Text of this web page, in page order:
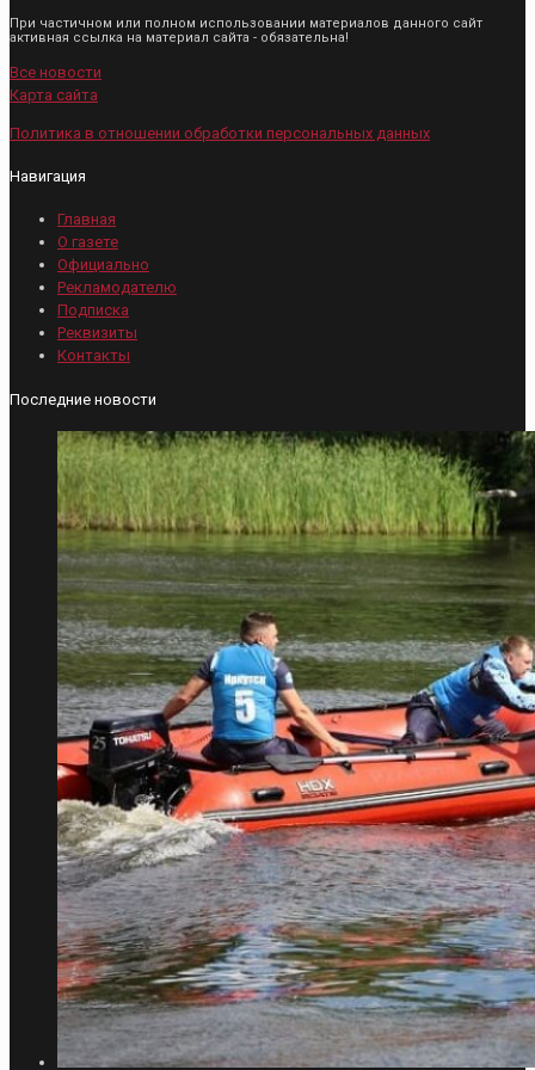
При частичном или полном использовании материалов данного сайт
активная ссылка на материал сайта - обязательна!
Все новости
Карта сайта
Политика в отношении обработки персональных данных
Навигация
Главная
О газете
Официально
Рекламодателю
Подписка
Реквизиты
Контакты
Последние новости